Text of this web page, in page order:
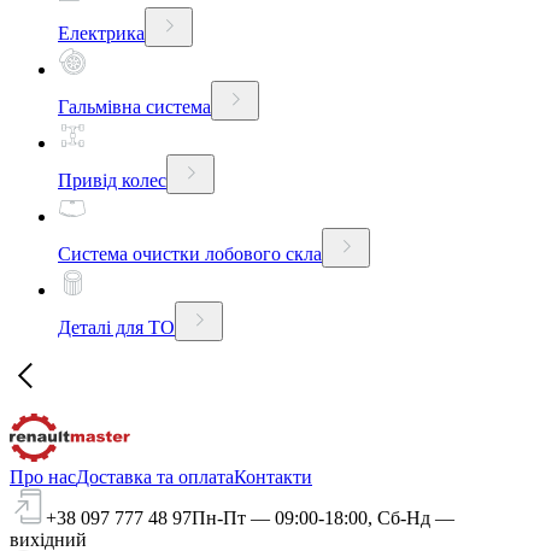
Електрика
Гальмівна система
Привід колес
Система очистки лобового скла
Деталі для ТО
Про насДоставка та оплатаКонтакти
+38 097 777 48 97Пн-Пт — 09:00-18:00, Сб-Нд —
вихідний